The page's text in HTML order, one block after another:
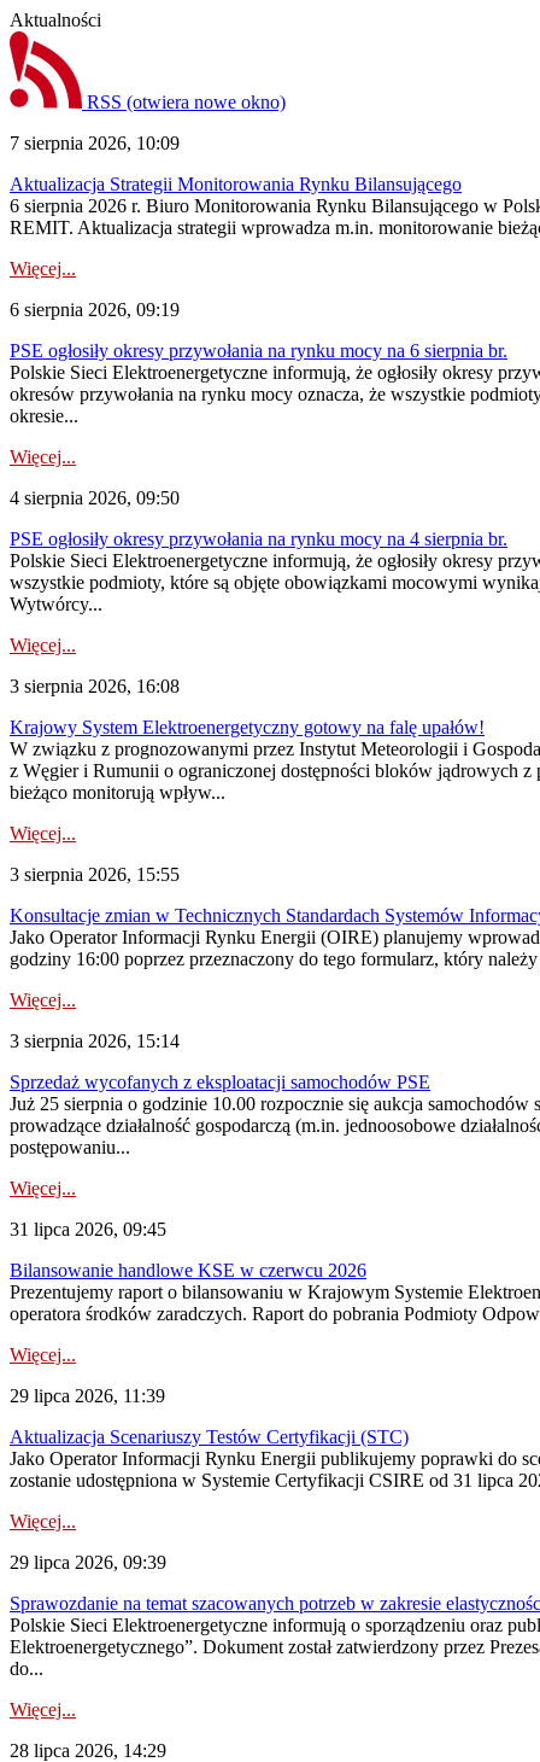
Aktualności
RSS (otwiera nowe okno)
7 sierpnia 2026, 10:09
Aktualizacja Strategii Monitorowania Rynku Bilansującego
6 sierpnia 2026 r. Biuro Monitorowania Rynku Bilansującego w
REMIT. Aktualizacja strategii wprowadza m.in. monitorowanie
Więcej...
6 sierpnia 2026, 09:19
PSE ogłosiły okresy przywołania na rynku mocy na 6 sierpnia br.
Polskie Sieci Elektroenergetyczne informują, że ogłosiły okresy
okresów przywołania na rynku mocy oznacza, że wszystkie
okresie...
Więcej...
4 sierpnia 2026, 09:50
PSE ogłosiły okresy przywołania na rynku mocy na 4 sierpnia br.
Polskie Sieci Elektroenergetyczne informują, że ogłosiły okresy
wszystkie podmioty, które są objęte obowiązkami mocowymi
Wytwórcy...
Więcej...
3 sierpnia 2026, 16:08
Krajowy System Elektroenergetyczny gotowy na falę upałów!
W związku z prognozowanymi przez Instytut Meteorologii i
z Węgier i Rumunii o ograniczonej dostępności bloków jądrowych
bieżąco monitorują wpływ...
Więcej...
3 sierpnia 2026, 15:55
Konsultacje zmian w Technicznych Standardach Systemów
Jako Operator Informacji Rynku Energii (OIRE) planujemy
godziny 16:00 poprzez przeznaczony do tego formularz, który
Więcej...
3 sierpnia 2026, 15:14
Sprzedaż wycofanych z eksploatacji samochodów PSE
Już 25 sierpnia o godzinie 10.00 rozpocznie się aukcja
prowadzące działalność gospodarczą (m.in. jednoosobowe
postępowaniu...
Więcej...
31 lipca 2026, 09:45
Bilansowanie handlowe KSE w czerwcu 2026
Prezentujemy raport o bilansowaniu w Krajowym Systemie
operatora środków zaradczych. Raport do pobrania Podmioty
Więcej...
29 lipca 2026, 11:39
Aktualizacja Scenariuszy Testów Certyfikacji (STC)
Jako Operator Informacji Rynku Energii publikujemy poprawki do
zostanie udostępniona w Systemie Certyfikacji CSIRE od 31 lipca
Więcej...
29 lipca 2026, 09:39
Sprawozdanie na temat szacowanych potrzeb w zakresie
Polskie Sieci Elektroenergetyczne informują o sporządzeniu oraz
Elektroenergetycznego”. Dokument został zatwierdzony przez
do...
Więcej...
28 lipca 2026, 14:29